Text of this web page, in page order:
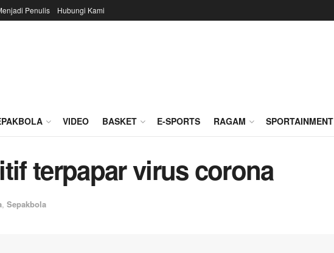
Penulis Hubungi Kami
VIDEO BASKET E-SPORTS RAGAM SPORTAINMENT
terpapar virus corona
, Sepakbola